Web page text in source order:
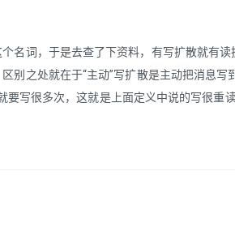
名词，于是去查了下资料，有写扩散就有读
别之处就在于“主动”写扩散是主动把消息写
写很多次，这就是上面定义中说的写很重读